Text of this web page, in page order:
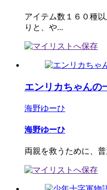
アイテム数１６０種
りと、や...
エンリカちゃんの
海野ゆーひ
海野ゆーひ
両親を救うために、